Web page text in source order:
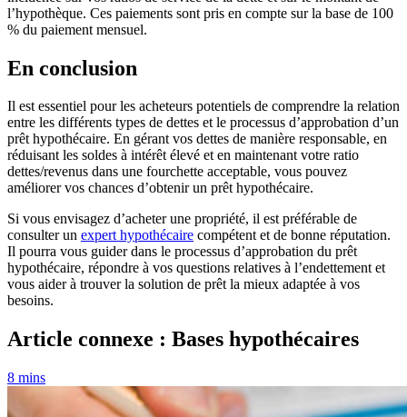
l’hypothèque. Ces paiements sont pris en compte sur la base de 100
% du paiement mensuel.
En conclusion
Il est essentiel pour les acheteurs potentiels de comprendre la relation
entre les différents types de dettes et le processus d’approbation d’un
prêt hypothécaire. En gérant vos dettes de manière responsable, en
réduisant les soldes à intérêt élevé et en maintenant votre ratio
dettes/revenus dans une fourchette acceptable, vous pouvez
améliorer vos chances d’obtenir un prêt hypothécaire.
Si vous envisagez d’acheter une propriété, il est préférable de
consulter un expert hypothécaire compétent et de bonne réputation.
Il pourra vous guider dans le processus d’approbation du prêt
hypothécaire, répondre à vos questions relatives à l’endettement et
vous aider à trouver la solution de prêt la mieux adaptée à vos
besoins.
Article connexe : Bases hypothécaires
8 mins